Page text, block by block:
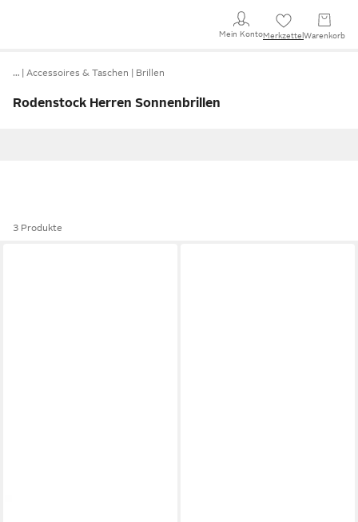
Mein KontoMerkzettel Warenkorb
… Accessoires & Taschen Brillen
Rodenstock Herren Sonnenbrillen
3 Produkte